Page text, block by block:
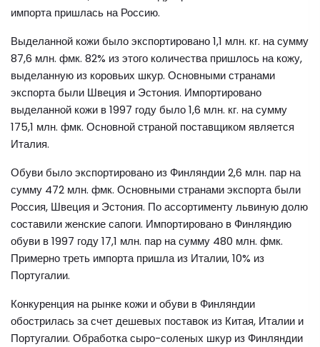
импорта пришлась на Россию.
Выделанной кожи было экспортировано 1,1 млн. кг. на сумму
87,6 млн. фмк. 82% из этого количества пришлось на кожу,
выделанную из коровьих шкур. Основными странами
экспорта были Швеция и Эстония. Импортировано
выделанной кожи в 1997 году было 1,6 млн. кг. на сумму
175,1 млн. фмк. Основной страной поставщиком является
Италия.
Обуви было экспортировано из Финляндии 2,6 млн. пар на
сумму 472 млн. фмк. Основными странами экспорта были
Россия, Швеция и Эстония. По ассортименту львиную долю
составили женские сапоги. Импортировано в Финляндию
обуви в 1997 году 17,1 млн. пар на сумму 480 млн. фмк.
Примерно треть импорта пришла из Италии, 10% из
Португалии.
Конкуренция на рынке кожи и обуви в Финляндии
обострилась за счет дешевых поставок из Китая, Италии и
Португалии. Обработка сыро-соленых шкур из Финляндии